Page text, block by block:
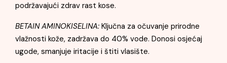
podržavajući zdrav rast kose.
BETAIN AMINOKISELINA: Ključna za očuvanje prirodne
vlažnosti kože, zadržava do 40% vode. Donosi osjećaj
ugode, smanjuje iritacije i štiti vlasište.